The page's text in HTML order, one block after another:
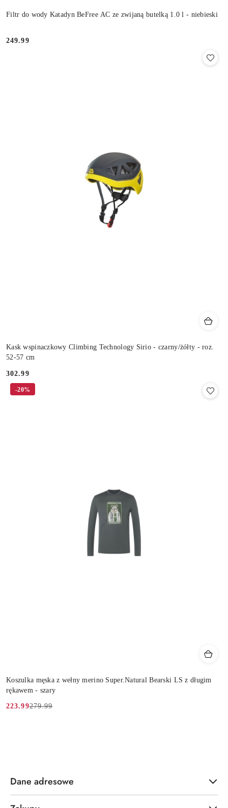
Filtr do wody Katadyn BeFree AC ze zwijaną butelką 1.0 l - niebieski
Cena:
249.99
Kask wspinaczkowy Climbing Technology Sirio - czarny/żółty - roz.
52-57 cm
Cena:
302.99
Koszulka męska z wełny merino Super.Natural Bearski LS z długim
rękawem - szary
Cena
223.99
Cena
279.99
-20%
Dane adresowe